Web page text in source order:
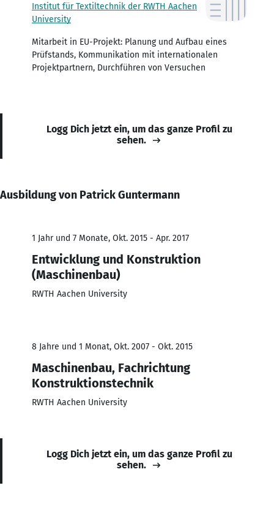
Institut für Textiltechnik der RWTH Aachen
University
Mitarbeit in EU-Projekt: Planung und Aufbau eines
Prüfstands, Kommunikation mit internationalen
Projektpartnern, Durchführen von Versuchen
Logg Dich jetzt ein, um das ganze Profil zu
sehen.
Ausbildung von Patrick Guntermann
1 Jahr und 7 Monate, Okt. 2015 - Apr. 2017
Entwicklung und Konstruktion
(Maschinenbau)
RWTH Aachen University
8 Jahre und 1 Monat, Okt. 2007 - Okt. 2015
Maschinenbau, Fachrichtung
Konstruktionstechnik
RWTH Aachen University
Logg Dich jetzt ein, um das ganze Profil zu
sehen.